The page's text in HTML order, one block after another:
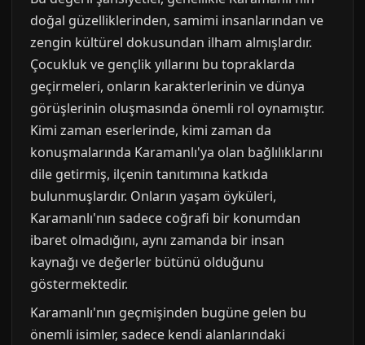
doğal güzelliklerinden, samimi insanlarından ve
zengin kültürel dokusundan ilham almışlardır.
Çocukluk ve gençlik yıllarını bu topraklarda
geçirmeleri, onların karakterlerinin ve dünya
görüşlerinin oluşmasında önemli rol oynamıştır.
Kimi zaman eserlerinde, kimi zaman da
konuşmalarında Karamanlı'ya olan bağlılıklarını
dile getirmiş, ilçenin tanıtımına katkıda
bulunmuşlardır. Onların yaşam öyküleri,
Karamanlı'nın sadece coğrafi bir konumdan
ibaret olmadığını, aynı zamanda bir insan
kaynağı ve değerler bütünü olduğunu
göstermektedir.
Karamanlı'nın geçmişinden bugüne gelen bu
önemli isimler, sadece kendi alanlarındaki